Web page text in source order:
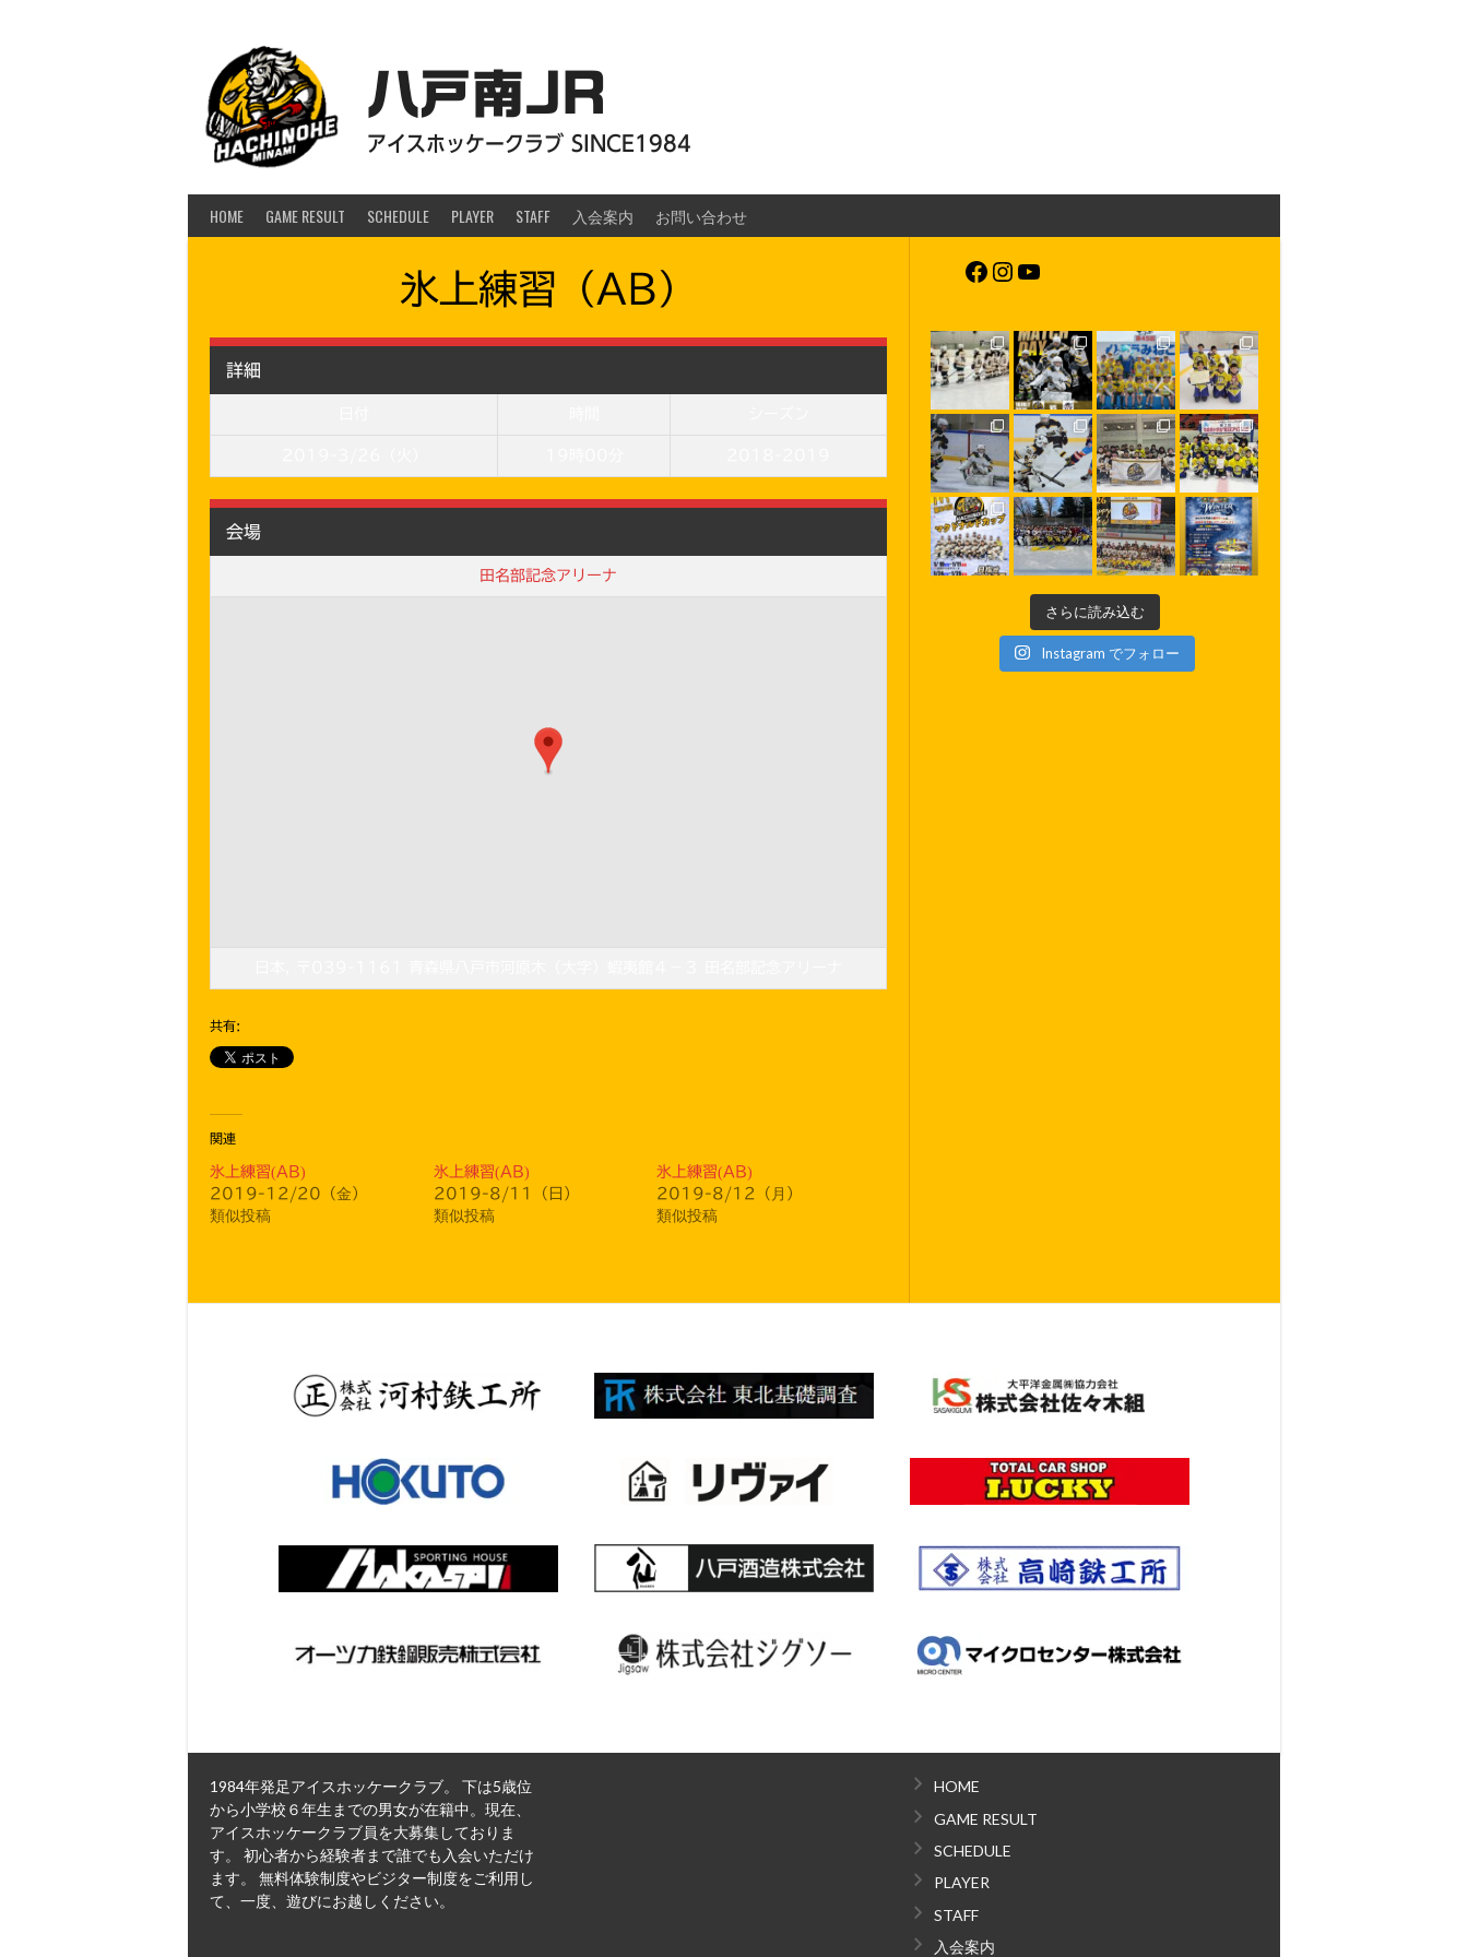
八戸南JR
アイスホッケークラブ SINCE1984
HOME GAME RESULT SCHEDULE PLAYER STAFF 入会案内 お問い合わせ
氷上練習（AB）
詳細
会場
田名部記念アリーナ
共有:
関連
氷上練習(AB)
2019-12/20（金）
類似投稿
氷上練習(AB)
2019-8/11（日）
類似投稿
氷上練習(AB)
2019-8/12（月）
類似投稿
Facebook
Instagram
YouTube
さらに読み込む
Instagram でフォロー
1984年発足アイスホッケークラブ。 下は5歳位
から小学校６年生までの男女が在籍中。現在、
アイスホッケークラブ員を大募集しておりま
す。 初心者から経験者まで誰でも入会いただけ
ます。 無料体験制度やビジター制度をご利用し
て、一度、遊びにお越しください。
HOME
GAME RESULT
SCHEDULE
PLAYER
STAFF
入会案内